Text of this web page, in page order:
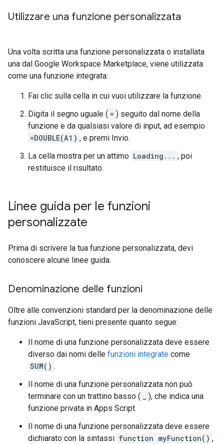
Utilizzare una funzione personalizzata
Una volta scritta una funzione personalizzata o installata
una dal Google Workspace Marketplace, viene utilizzata
come una funzione integrata:
Fai clic sulla cella in cui vuoi utilizzare la funzione.
Digita il segno uguale ( = ) seguito dal nome della
funzione e da qualsiasi valore di input, ad esempio
=DOUBLE(A1) , e premi Invio.
La cella mostra per un attimo Loading... , poi
restituisce il risultato.
Linee guida per le funzioni
personalizzate
Prima di scrivere la tua funzione personalizzata, devi
conoscere alcune linee guida.
Denominazione delle funzioni
Oltre alle convenzioni standard per la denominazione delle
funzioni JavaScript, tieni presente quanto segue:
Il nome di una funzione personalizzata deve essere
diverso dai nomi delle funzioni integrate come
SUM() .
Il nome di una funzione personalizzata non può
terminare con un trattino basso (
), che indica una
funzione privata in Apps Script.
Il nome di una funzione personalizzata deve essere
dichiarato con la sintassi function myFunction() ,